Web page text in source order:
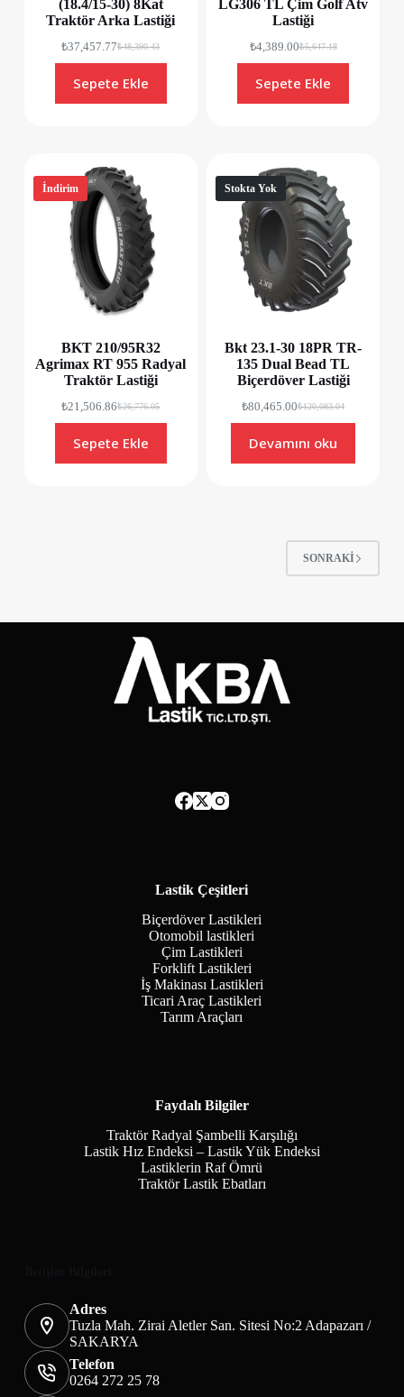
(18.4/15-30) 8Kat
Traktör Arka Lastiği
₺48,390.43
₺37,457.77
Sepete Ekle
LG306 TL Çim Golf Atv
Lastiği
₺5,647.18
₺4,389.00
Sepete Ekle
İndirim
BKT 210/95R32
Agrimax RT 955 Radyal
Traktör Lastiği
₺26,776.05
₺21,506.86
Sepete Ekle
Stokta Yok
Bkt 23.1-30 18PR TR-
135 Dual Bead TL
Biçerdöver Lastiği
₺120,083.04
₺80,465.00
Devamını oku
SONRAKI
Lastik Çeşitleri
Biçerdöver Lastikleri
Otomobil lastikleri
Çim Lastikleri
Forklift Lastikleri
İş Makinası Lastikleri
Ticari Araç Lastikleri
Tarım Araçları
Faydalı Bilgiler
Traktör Radyal Şambelli Karşılığı
Lastik Hız Endeksi – Lastik Yük Endeksi
Lastiklerin Raf Ömrü
Traktör Lastik Ebatları
Adres
Tuzla Mah. Zirai Aletler San. Sitesi No:2 Adapazarı /
SAKARYA
Telefon
0264 272 25 78